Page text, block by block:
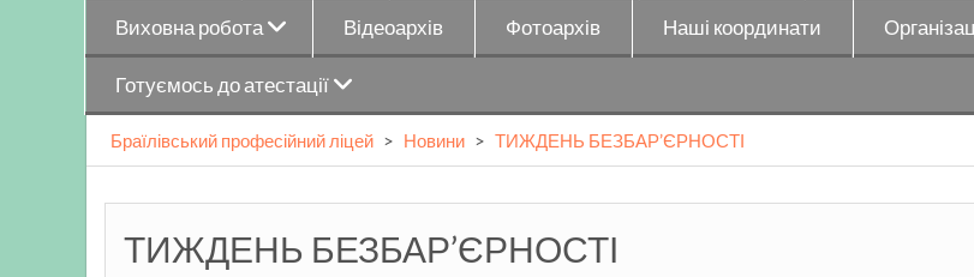
Виховна робота Відеоархів Фотоархів Наші координати
Готуємось до атестації
Браїлівський професійний ліцей > Новини > ТИЖДЕНЬ БЕЗБАР’ЄРНОСТІ
ТИЖДЕНЬ БЕЗБАР’ЄРНОСТІ